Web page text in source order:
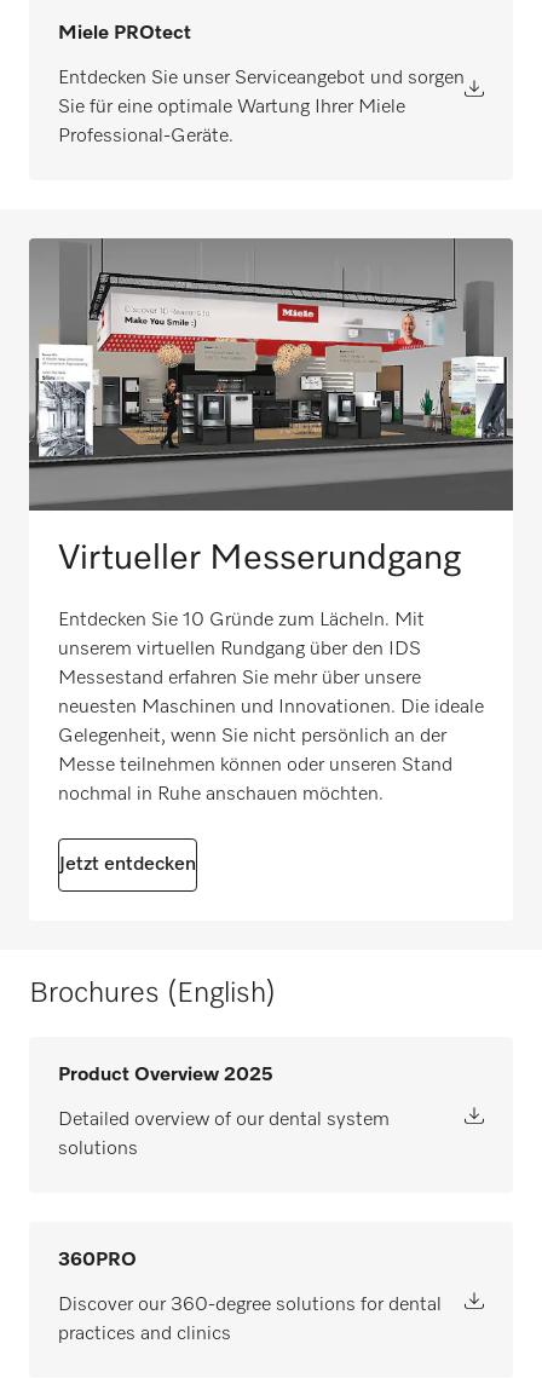
Miele PROtect
Entdecken Sie unser Serviceangebot und sorgen
Sie für eine optimale Wartung Ihrer Miele
Professional-Geräte.
Virtueller Messerundgang
Entdecken Sie 10 Gründe zum Lächeln. Mit
unserem virtuellen Rundgang über den IDS
Messestand erfahren Sie mehr über unsere
neuesten Maschinen und Innovationen. Die ideale
Gelegenheit, wenn Sie nicht persönlich an der
Messe teilnehmen können oder unseren Stand
nochmal in Ruhe anschauen möchten.
Jetzt entdecken
Brochures (English)
Product Overview 2025
Detailed overview of our dental system
solutions
360PRO
Discover our 360-degree solutions for dental
practices and clinics